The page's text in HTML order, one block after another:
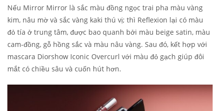
Nếu Mirror Mirror là sắc màu đồng ngọc trai pha màu vàng
kim, nâu mờ và sắc vàng kaki thú vị; thì Reflexion lại có màu
đỏ tía ở trung tâm, được bao quanh bởi màu beige satin, màu
cam-đồng, gỗ hồng sắc và màu nâu vàng. Sau đó, kết hợp với
mascara Diorshow Iconic Overcurl với màu đỏ gạch giúp đôi
mắt có chiều sâu và cuốn hút hơn.